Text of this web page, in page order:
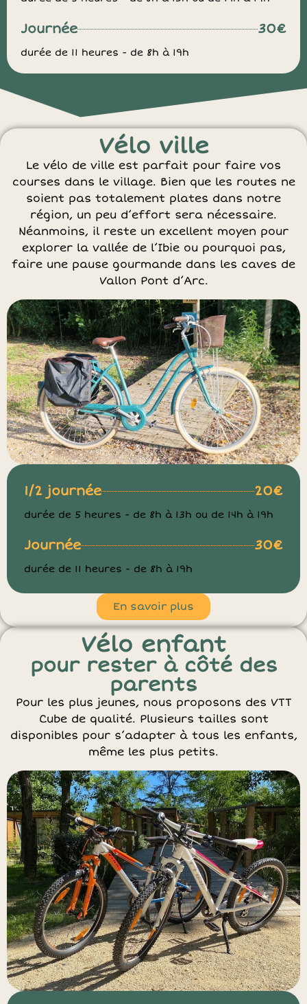
Journée 30€
durée de 11 heures - de 8h à 19h
Vélo ville
Le vélo de ville est parfait pour faire vos
courses dans le village. Bien que les routes ne
soient pas totalement plates dans notre
région, un peu d’effort sera nécessaire.
Néanmoins, il reste un excellent moyen pour
explorer la vallée de l’Ibie ou pourquoi pas,
faire une pause gourmande dans les caves de
Vallon Pont d’Arc.
1/2 journée 20€
durée de 5 heures - de 8h à 13h ou de 14h à 19h
Journée 30€
durée de 11 heures - de 8h à 19h
En savoir plus
Vélo enfant
pour rester à côté des
parents
Pour les plus jeunes, nous proposons des VTT
Cube de qualité. Plusieurs tailles sont
disponibles pour s’adapter à tous les enfants,
même les plus petits.